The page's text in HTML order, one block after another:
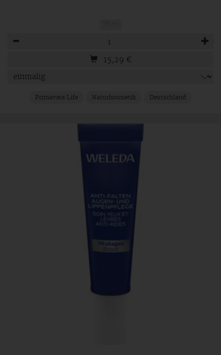
15,29 €
Primavera Life Naturkosmetik Deutschland